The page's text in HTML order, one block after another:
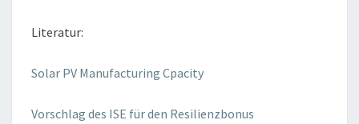
Literatur:
Solar PV Manufacturing Cpacity
Vorschlag des ISE für den Resilienzbonus